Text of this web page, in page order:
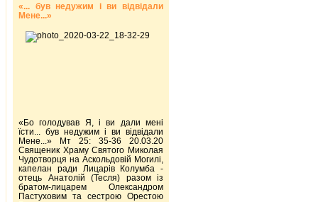
«... був недужим і ви відвідали
Мене...»
«Бо голодував Я, і ви дали мені
їсти... був недужим і ви відвідали
Мене...» Мт 25: 35-36 20.03.20
Священик Храму Святого Миколая
Чудотворця на Аскольдовій Могилі,
капелан ради Лицарів Колумба -
отець Анатолій (Тесля) разом із
братом-лицарем Олександром
Пастуховим та сестрою Орестою